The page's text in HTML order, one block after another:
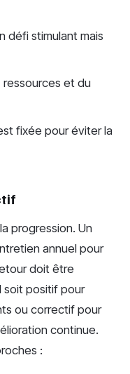
défi stimulant mais
et du
fixée pour éviter la
progression. Un
annuel pour
doit être
soit positif pour
ou correctif pour
continue.
: